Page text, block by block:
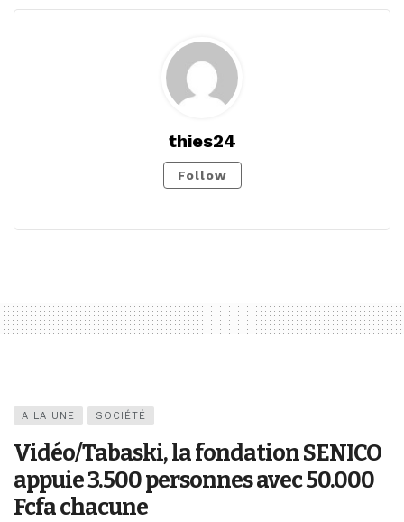
thies24
Follow
A LA UNE SOCIÉTÉ
Vidéo/Tabaski, la fondation SENICO
appuie 3.500 personnes avec 50.000
Fcfa chacune